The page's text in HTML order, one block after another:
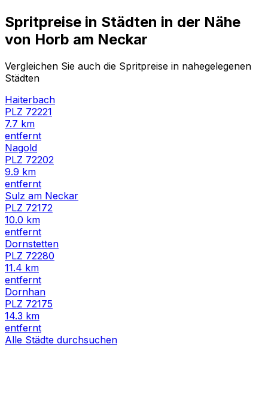
Spritpreise in Städten in der Nähe
von Horb am Neckar
Vergleichen Sie auch die Spritpreise in nahegelegenen
Städten
Haiterbach
PLZ 72221
7.7 km
entfernt
Nagold
PLZ 72202
9.9 km
entfernt
Sulz am Neckar
PLZ 72172
10.0 km
entfernt
Dornstetten
PLZ 72280
11.4 km
entfernt
Dornhan
PLZ 72175
14.3 km
entfernt
Alle Städte durchsuchen